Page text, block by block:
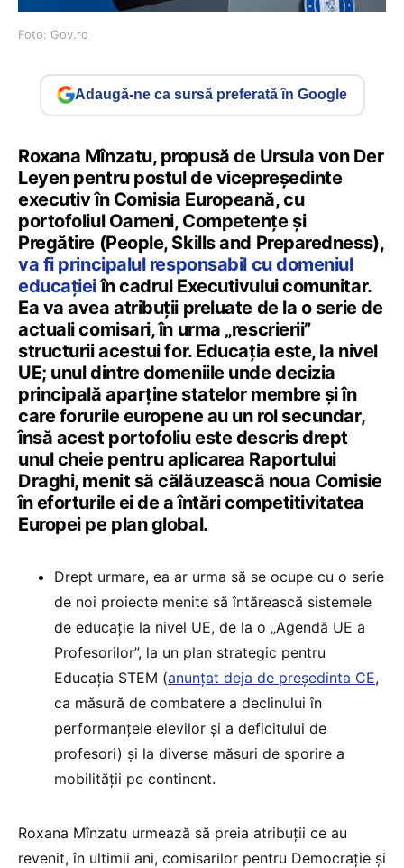
Foto: Gov.ro
Adaugă-ne ca sursă preferată în Google
Roxana Mînzatu, propusă de Ursula von Der
Leyen pentru postul de vicepreședinte
executiv în Comisia Europeană, cu
portofoliul Oameni, Competențe și
Pregătire (People, Skills and Preparedness),
va fi principalul responsabil cu domeniul
educațieiîn cadrul Executivului comunitar.
Ea va avea atribuții preluate de la o serie de
actuali comisari, în urma „rescrierii”
structurii acestui for. Educația este, la nivel
UE; unul dintre domeniile unde decizia
principală aparține statelor membre și în
care forurile europene au un rol secundar,
însă acest portofoliu este descris drept
unul cheie pentru aplicarea Raportului
Draghi, menit să călăuzească noua Comisie
în eforturile ei de a întări competitivitatea
Europei pe plan global.
Drept urmare, ea ar urma să se ocupe cu o serie
de noi proiecte menite să întărească sistemele
de educație la nivel UE, de la o „Agendă UE a
Profesorilor”, la un plan strategic pentru
Educația STEM (anunțat deja de președinta CE,
ca măsură de combatere a declinului în
performanțele elevilor și a deficitului de
profesori) și la diverse măsuri de sporire a
mobilității pe continent.
Roxana Mînzatu urmează să preia atribuții ce au
revenit, în ultimii ani, comisarilor pentru Democrație și